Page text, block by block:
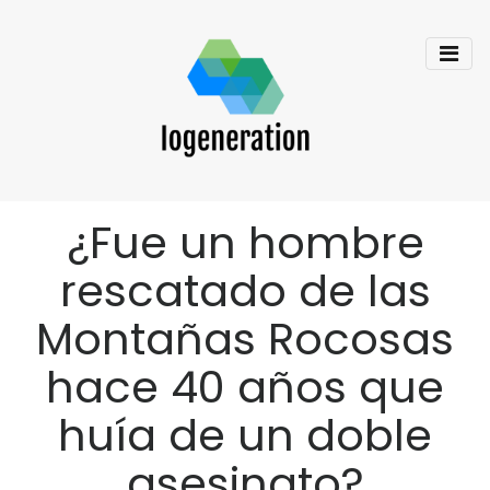
¿Fue un hombre
rescatado de las
Montañas Rocosas
hace 40 años que
huía de un doble